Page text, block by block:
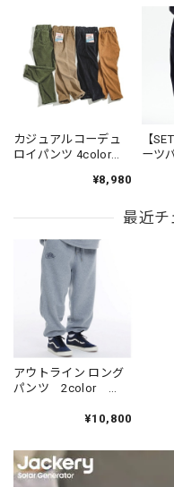
カジュアルコーデュ
ロイパンツ 4color
¥8,980
【
ーツ
最近チ
アウトライン ロング
パンツ 2color
¥10,800